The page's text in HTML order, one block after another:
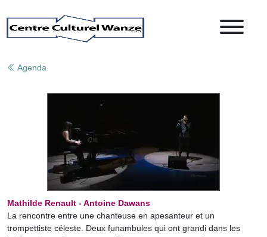
Agenda
Mathilde Renault - Antoine Dawans
La rencontre entre une chanteuse en apesanteur et un
trompettiste céleste. Deux funambules qui ont grandi dans les